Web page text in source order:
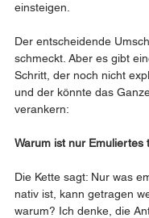
einsteigen.
Der entscheidende
schmeckt. Aber es gibt
Schritt, der noch nicht
und der könnte das
verankern:
Warum ist nur Emuliertes
Die Kette sagt: Nur was
nativ ist, kann getragen
warum? Ich denke, die